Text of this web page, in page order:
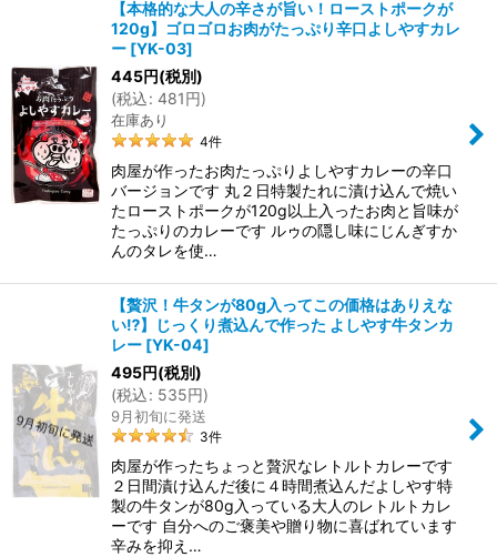
【本格的な大人の辛さが旨い！ローストポークが
120g】ゴロゴロお肉がたっぷり辛口よしやすカレ
ー [YK-03]
445円(税別)
(税込: 481円)
在庫あり
4件
肉屋が作ったお肉たっぷりよしやすカレーの辛口
バージョンです 丸２日特製たれに漬け込んで焼い
たローストポークが120g以上入ったお肉と旨味が
たっぷりのカレーです ルゥの隠し味にじんぎすか
んのタレを使…
【贅沢！牛タンが80g入ってこの価格はありえな
い⁉】じっくり煮込んで作った よしやす牛タンカ
レー [YK-04]
495円(税別)
(税込: 535円)
9月初旬に発送
3件
肉屋が作ったちょっと贅沢なレトルトカレーです
２日間漬け込んだ後に４時間煮込んだよしやす特
製の牛タンが80g入っている大人のレトルトカレ
ーです 自分へのご褒美や贈り物に喜ばれています
辛みを抑え…